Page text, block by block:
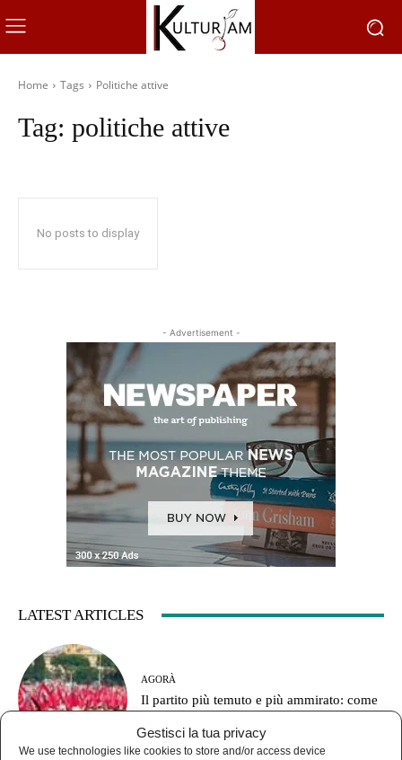
Gestisci la tua privacy
We use technologies like cookies to store and/or access device
Home Tags Politiche attive
Tag: politiche attive
No posts to display
- Advertisement -
LATEST ARTICLES
AGORÀ
Il partito più temuto e più ammirato: come
funzionava il Pci?